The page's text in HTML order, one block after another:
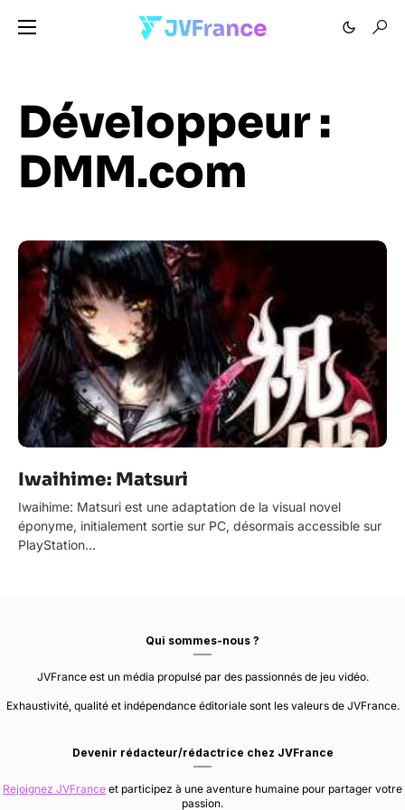
Développeur :
DMM.com
Iwaihime: Matsuri
Iwaihime: Matsuri est une adaptation de la visual novel
éponyme, initialement sortie sur PC, désormais accessible sur
PlayStation…
Qui sommes-nous ?
JVFrance est un média propulsé par des passionnés de jeu vidéo.
Exhaustivité, qualité et indépendance éditoriale sont les valeurs de JVFrance.
Devenir rédacteur/rédactrice chez JVFrance
Rejoignez JVFrance et participez à une aventure humaine pour partager votre
passion.